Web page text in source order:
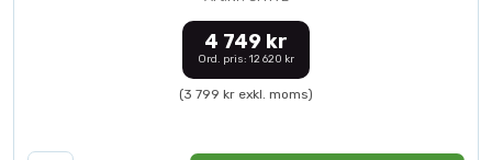
4 749 kr
Ord. pris: 12 620 kr
(3 799 kr exkl. moms)